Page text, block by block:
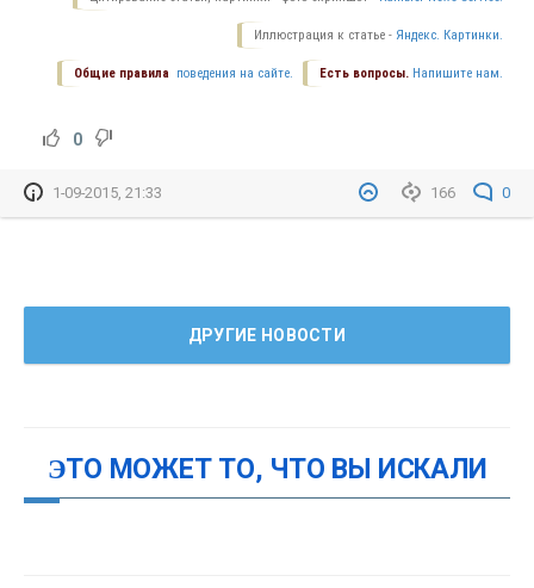
Иллюстрация к статье - Яндекс. Картинки.
Есть вопросы. Напишите нам.
Общие правила поведения на сайте.
0
166 0
1-09-2015, 21:33
ДРУГИЕ НОВОСТИ
ЭТО МОЖЕТ ТО, ЧТО ВЫ ИСКАЛИ